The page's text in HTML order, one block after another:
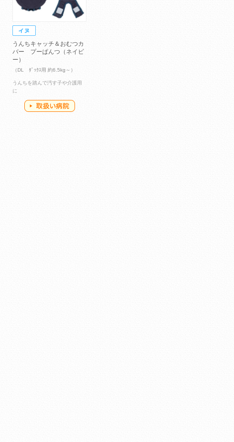
うんちキャッチ＆おむつカ
バー プーぱんつ（ネイビ
ー）
（DL ﾀﾞｯｸｽ用 約6.5kg～）
うんちを踏んで汚す子や介護用
に